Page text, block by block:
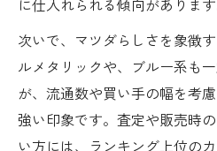
次いで、マツダらしさを象徴
ルメタリックや、ブルー系も
が、流通数や買い手の幅を考
強い印象です。査定や販売時
い方には、ランキング上位の